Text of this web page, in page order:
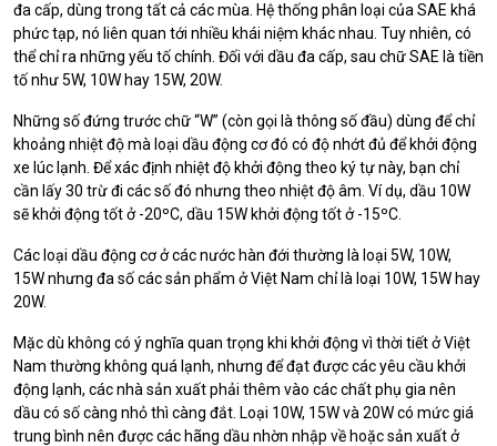
đa cấp, dùng trong tất cả các mùa. Hệ thống phân loại của SAE khá
phức tạp, nó liên quan tới nhiều khái niệm khác nhau. Tuy nhiên, có
thể chỉ ra những yếu tố chính. Đối với dầu đa cấp, sau chữ SAE là tiền
tố như 5W, 10W hay 15W, 20W.
Những số đứng trước chữ “W” (còn gọi là thông số đầu) dùng để chỉ
khoảng nhiệt độ mà loại dầu động cơ đó có độ nhớt đủ để khởi động
xe lúc lạnh. Để xác định nhiệt độ khởi động theo ký tự này, bạn chỉ
cần lấy 30 trừ đi các số đó nhưng theo nhiệt độ âm. Ví dụ, dầu 10W
sẽ khởi động tốt ở -20ºC, dầu 15W khởi động tốt ở -15ºC.
Các loại dầu động cơ ở các nước hàn đới thường là loại 5W, 10W,
15W nhưng đa số các sản phẩm ở Việt Nam chỉ là loại 10W, 15W hay
20W.
Mặc dù không có ý nghĩa quan trọng khi khởi động vì thời tiết ở Việt
Nam thường không quá lạnh, nhưng để đạt được các yêu cầu khởi
động lạnh, các nhà sản xuất phải thêm vào các chất phụ gia nên
dầu có số càng nhỏ thì càng đắt. Loại 10W, 15W và 20W có mức giá
trung bình nên được các hãng dầu nhờn nhập về hoặc sản xuất ở